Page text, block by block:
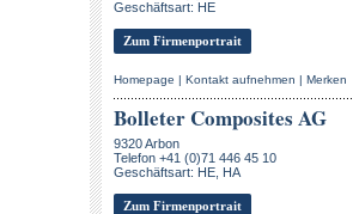
Geschäftsart: HE
Zum Firmenportrait
Homepage | Kontakt aufnehmen | Merken
Bolleter Composites AG
9320 Arbon
Telefon +41 (0)71 446 45 10
Geschäftsart: HE, HA
Zum Firmenportrait